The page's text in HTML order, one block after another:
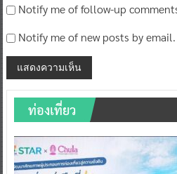
Notify me of follow-up
Notify me of new posts by email.
ท่องเที่ยว